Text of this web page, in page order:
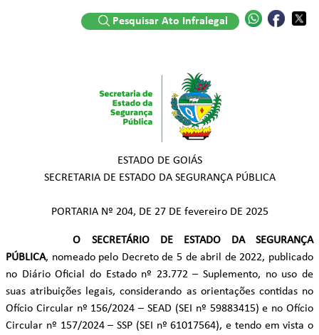
ESTADO DE GOIÁS
SECRETARIA DE ESTADO DA SEGURANÇA PÚBLICA
PORTARIA Nº 204, DE 27 DE fevereiro DE 2025
O SECRETÁRIO DE ESTADO DA SEGURANÇA
PÚBLICA, nomeado pelo Decreto de 5 de abril de 2022, publicado
no Diário Oficial do Estado nº 23.772 – Suplemento, no uso de
suas atribuições legais, considerando as orientações contidas no
Ofício Circular nº 156/2024 – SEAD (SEI nº 59883415) e no Ofício
Circular nº 157/2024 – SSP (SEI nº 61017564), e tendo em vista o
Pesquisar Ato Infralegal